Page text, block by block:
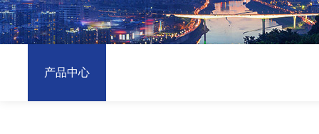
产品中心